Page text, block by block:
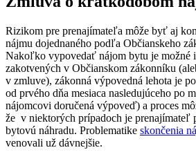
Rizikom pre prenajímateľa môže byť aj
nájmu dojednaného podľa Občianskeho
Nakoľko vypovedať nájom bytu je možné
zakotvených v Občianskom zákonníku
v zmluve), zákonná výpovedná lehota je
od prvého dňa mesiaca nasledujúceho po
nájomcovi doručená výpoveď) a proces
že v niektorých prípadoch je prenajímateľ
bytovú náhradu. Problematike skončenia
venovali už dávnejšie.